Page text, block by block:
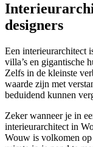
designers
Een interieurarchitect
villa’s en gigantische
Zelfs in de kleinste
waarde zijn met
beduidend kunnen
Zeker wanneer je in
interieurarchitect in
Wouw is volkomen